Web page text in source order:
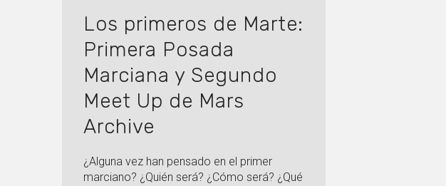
Los primeros de Marte:
Primera Posada
Marciana y Segundo
Meet Up de Mars
Archive
¿Alguna vez han pensado en el primer
marciano? ¿Quién será? ¿Cómo será? ¿Qué